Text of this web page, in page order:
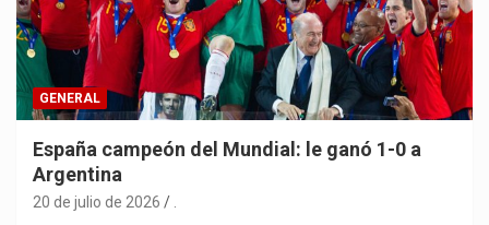
GENERAL
España campeón del Mundial: le ganó 1-0 a
Argentina
20 de julio de 2026